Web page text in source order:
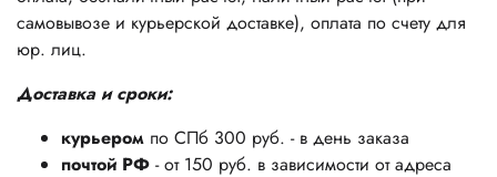
самовывозе и курьерской доставке), оплата по счету для
юр. лиц.
Доставка и сроки:
курьером по СПб 300 руб. - в день заказа
почтой РФ - от 150 руб. в зависимости от адреса